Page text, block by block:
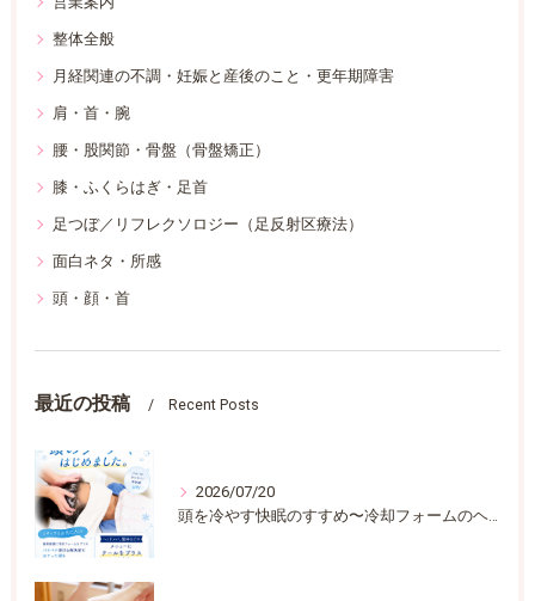
整体全般
月経関連の不調・妊娠と産後のこと・更年期障害
肩・首・腕
腰・股関節・骨盤（骨盤矯正）
膝・ふくらはぎ・足首
足つぼ／リフレクソロジー（足反射区療法）
面白ネタ・所感
頭・顔・首
最近の投稿 Recent Posts
2026/07/20
頭を冷やす快眠のすすめ〜冷却フォームのヘッドスパ